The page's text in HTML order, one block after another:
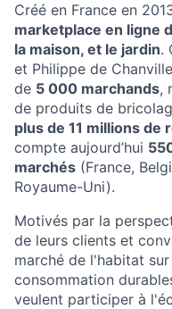
Créé en France en
marketplace en ligne
la maison, et le jardin.
et Philippe de
de 5 000 marchands,
de produits de
plus de 11 millions de
compte aujourd’hui
marchés (France,
Royaume-Uni).
Motivés par la
de leurs clients et
marché de l'habitat
consommation
veulent participer à